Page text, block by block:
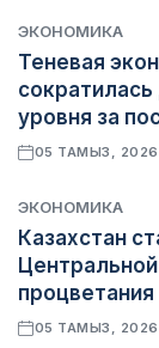
ЭКОНОМИКА
Теневая
уровня за
05 ТАМЫЗ, 2026
ЭКОНОМИКА
Казахстан
процветания
05 ТАМЫЗ, 2026